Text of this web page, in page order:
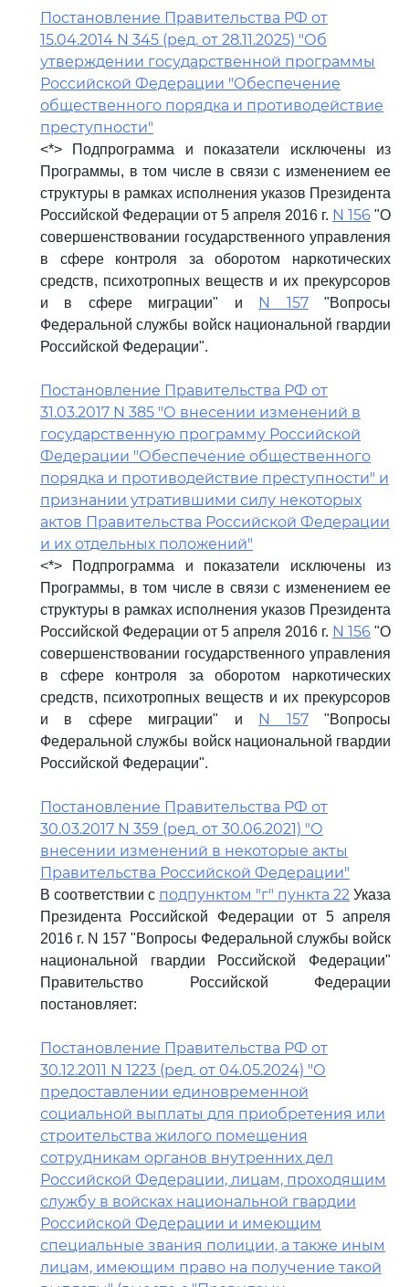
Постановление Правительства РФ от
15.04.2014 N 345 (ред. от 28.11.2025) "Об
утверждении государственной программы
Российской Федерации "Обеспечение
общественного порядка и противодействие
преступности"
<*> Подпрограмма и показатели исключены из
Программы, в том числе в связи с изменением ее
структуры в рамках исполнения указов Президента
Российской Федерации от 5 апреля 2016 г. N 156 "О
совершенствовании государственного управления
в сфере контроля за оборотом наркотических
средств, психотропных веществ и их прекурсоров
и в сфере миграции" и N 157"Вопросы
Федеральной службы войск национальной гвардии
Российской Федерации".
Постановление Правительства РФ от
31.03.2017 N 385 "О внесении изменений в
государственную программу Российской
Федерации "Обеспечение общественного
порядка и противодействие преступности" и
признании утратившими силу некоторых
актов Правительства Российской Федерации
и их отдельных положений"
<*> Подпрограмма и показатели исключены из
Программы, в том числе в связи с изменением ее
структуры в рамках исполнения указов Президента
Российской Федерации от 5 апреля 2016 г. N 156 "О
совершенствовании государственного управления
в сфере контроля за оборотом наркотических
средств, психотропных веществ и их прекурсоров
и в сфере миграции" и N 157"Вопросы
Федеральной службы войск национальной гвардии
Российской Федерации".
Постановление Правительства РФ от
30.03.2017 N 359 (ред. от 30.06.2021) "О
внесении изменений в некоторые акты
Правительства Российской Федерации"
В соответствии с подпунктом "г" пункта 22 Указа
Президента Российской Федерации от 5 апреля
2016 г. N 157 "Вопросы Федеральной службы войск
национальной гвардии Российской Федерации"
Правительство Российской Федерации
постановляет:
Постановление Правительства РФ от
30.12.2011 N 1223 (ред. от 04.05.2024) "О
предоставлении единовременной
социальной выплаты для приобретения или
строительства жилого помещения
сотрудникам органов внутренних дел
Российской Федерации, лицам, проходящим
службу в войсках национальной гвардии
Российской Федерации и имеющим
специальные звания полиции, а также иным
лицам, имеющим право на получение такой